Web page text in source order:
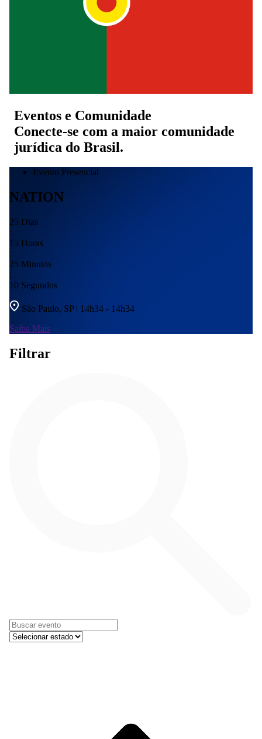
Eventos e Comunidade
Conecte-se com a maior comunidade
jurídica do Brasil.
Evento Presencial
NATION
25 Dias
:
15 Horas
:
25 Minutos
:
09 Segundos
São Paulo, SP | 14h34 - 14h34
Saiba Mais
Filtrar